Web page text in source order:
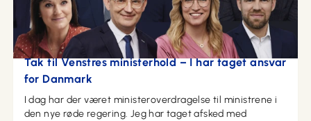
03. juni 2026 kl. 15:28
Tak til Venstres ministerhold – I har taget ansvar
for Danmark
I dag har der været ministeroverdragelse til ministrene i
den nye røde regering. Jeg har taget afsked med